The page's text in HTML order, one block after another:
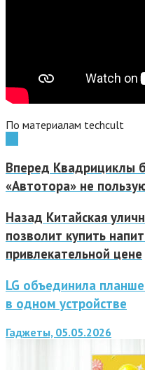
По материалам techcult
Вперед Квадрициклы
«Автотора» не
Назад Китайская
позволит купить
привлекательной цене
LG объединила
в одном устройстве
Гаджеты, 05.05.2026